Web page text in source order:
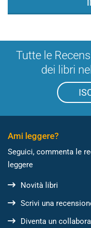
Tutte le
dei libri
Ami leggere?
Seguici, commenta le
leggere
Novità libri
Scrivi una
Diventa un